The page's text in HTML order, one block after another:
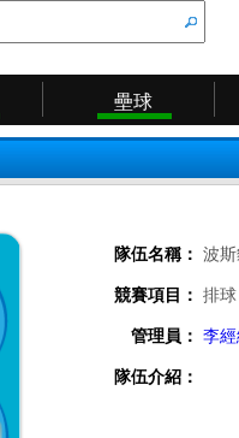
壘球
隊伍名稱： 波
競賽項目： 排球
管理員： 李
隊伍介紹：